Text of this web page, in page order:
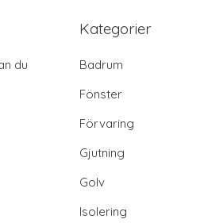
du
Kategorier
Badrum
Fönster
Förvaring
Gjutning
Golv
Isolering